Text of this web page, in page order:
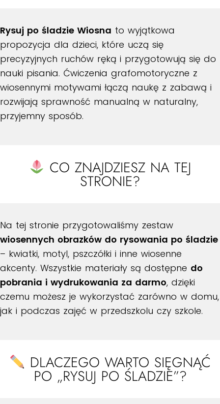
Rysuj po śladzie Wiosna to wyjątkowa
propozycja dla dzieci, które uczą się
precyzyjnych ruchów ręką i przygotowują się do
nauki pisania. Ćwiczenia grafomotoryczne z
wiosennymi motywami łączą naukę z zabawą i
rozwijają sprawność manualną w naturalny,
przyjemny sposób.
CO ZNAJDZIESZ NA TEJ
STRONIE?
Na tej stronie przygotowaliśmy zestaw
wiosennych obrazków do rysowania po śladzie
– kwiatki, motyl, pszczółki i inne wiosenne
akcenty. Wszystkie materiały są dostępne do
pobrania i wydrukowania za darmo, dzięki
czemu możesz je wykorzystać zarówno w domu,
jak i podczas zajęć w przedszkolu czy szkole.
DLACZEGO WARTO SIĘGNĄĆ
PO „RYSUJ PO ŚLADZIE”?